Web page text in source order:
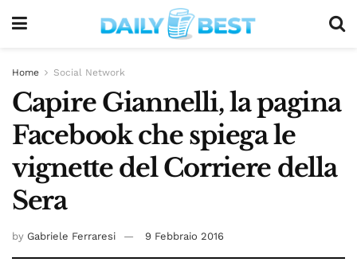
Home Social Network
Capire Giannelli, la pagina
Facebook che spiega le
vignette del Corriere della
Sera
by Gabriele Ferraresi 9 Febbraio 2016